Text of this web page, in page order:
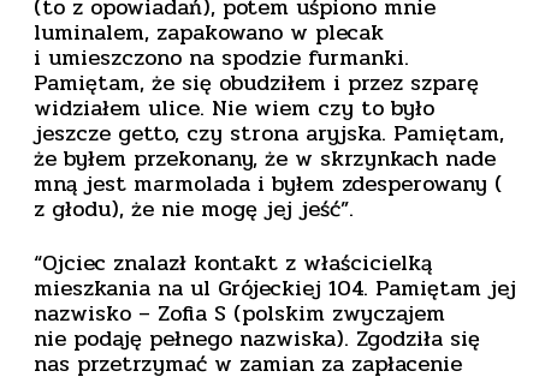
(to z opowiadań), potem uśpiono mnie
luminalem, zapakowano w plecak
i umieszczono na spodzie furmanki.
Pamiętam, że się obudziłem i przez szparę
widziałem ulice. Nie wiem czy to było
jeszcze getto, czy strona aryjska. Pamiętam,
że byłem przekonany, że w skrzynkach nade
mną jest marmolada i byłem zdesperowany (
z głodu), że nie mogę jej jeść”.
“Ojciec znalazł kontakt z właścicielką
mieszkania na ul Grójeckiej 104. Pamiętam jej
nazwisko – Zofia S (polskim zwyczajem
nie podaję pełnego nazwiska). Zgodziła się
nas przetrzymać w zamian za zapłacenie